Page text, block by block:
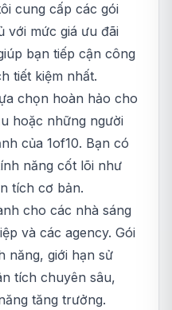
cung cấp các gói
với mức giá ưu đãi
bạn tiếp cận công
tiết kiệm nhất.
chọn hoàn hảo cho
hoặc những người
của 1of10. Bạn có
năng cốt lõi như
tích cơ bản.
cho các nhà sáng
và các agency. Gói
năng, giới hạn sử
tích chuyên sâu,
tăng trưởng.